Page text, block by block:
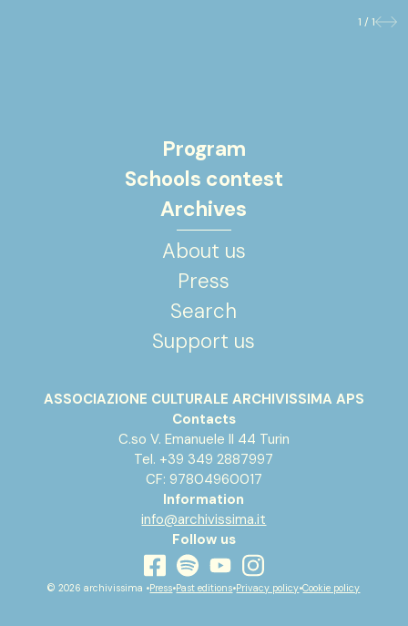
1 / 1 Next
Program
Schools contest
Archives
About us
Press
Search
Support us
ASSOCIAZIONE CULTURALE ARCHIVISSIMA APS
Contacts
C.so V. Emanuele II 44 Turin
Tel. +39 349 2887997
CF: 97804960017
Information
info@archivissima.it
Follow us
facebook
spotifyyoutubeinstagram
© 2026 archivissima •Press•Past editions•Privacy policy•Cookie policy